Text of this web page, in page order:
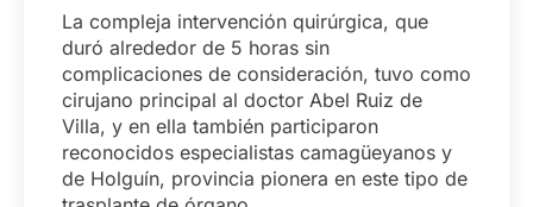
La compleja intervención quirúrgica, que
duró alrededor de 5 horas sin
complicaciones de consideración, tuvo como
cirujano principal al doctor Abel Ruiz de
Villa, y en ella también participaron
reconocidos especialistas camagüeyanos y
de Holguín, provincia pionera en este tipo de